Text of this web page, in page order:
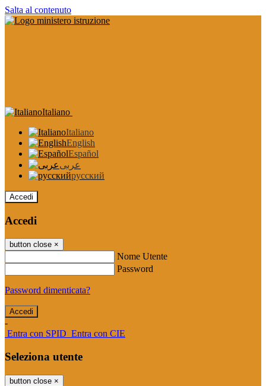
Salta al contenuto
Italiano
Italiano
English
Español
عربى
русский
Accedi
Accedi
button close ×
Nome Utente
Password
Password dimenticata?
-
Entra con SPID Entra con CIE
Seleziona utente
button close ×